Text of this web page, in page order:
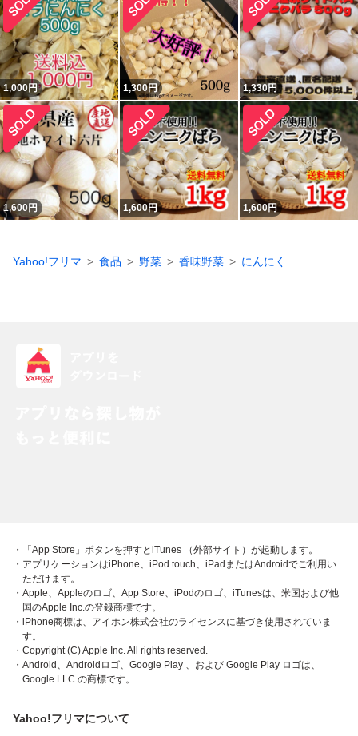
1,000円 1,300円 1,330円
1,600円 1,600円 1,600円
Yahoo!フリマ 食品 野菜 香味野菜 にんにく
・「App Store」ボタンを押すとiTunes （外部サイト）が起動します。
・アプリケーションはiPhone、iPod touch、iPadまたはAndroidでご利用い
ただけます。
・Apple、Appleのロゴ、App Store、iPodのロゴ、iTunesは、米国および他
国のApple Inc.の登録商標です。
・iPhone商標は、アイホン株式会社のライセンスに基づき使用されていま
す。
・Copyright (C) Apple Inc. All rights reserved.
・Android、Androidロゴ、Google Play 、および Google Play ロゴは、
Google LLC の商標です。
Yahoo!フリマについて